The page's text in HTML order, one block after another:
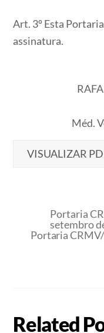
Art. 3º Esta
assinatura.
Méd.
VISUALIZAR
Portaria
setembro
Portaria
Related